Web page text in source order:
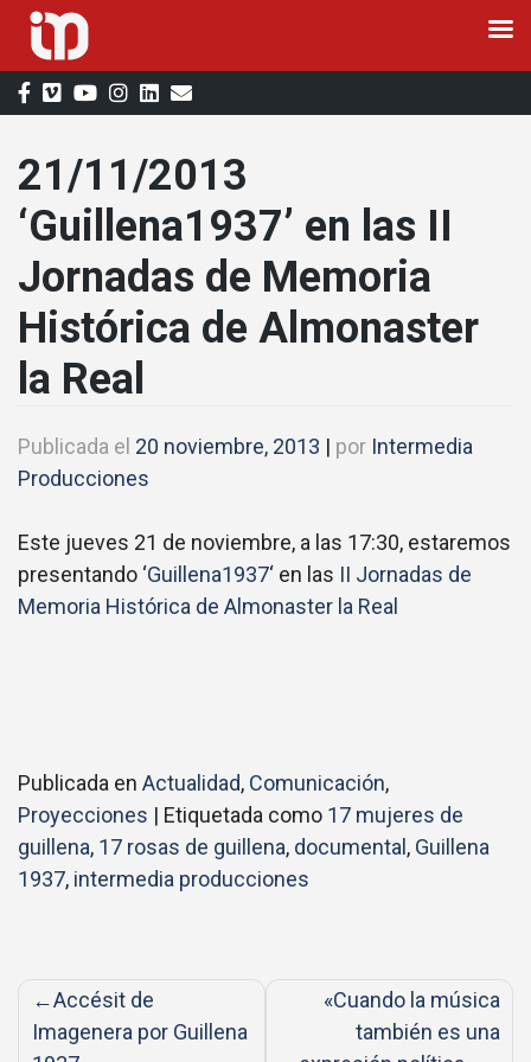
Saltar
al
21/11/2013
‘Guillena1937’ en las II
Jornadas de Memoria
Histórica de Almonaster
la Real
Publicada el 20 noviembre, 2013 | por Intermedia
Producciones
Este jueves 21 de noviembre, a las 17:30, estaremos
presentando ‘Guillena1937‘ en las II Jornadas de
Memoria Histórica de Almonaster la Real
Publicada en Actualidad, Comunicación,
Proyecciones | Etiquetada como 17 mujeres de
guillena, 17 rosas de guillena, documental , Guillena
1937, intermedia producciones
Navegación
de
Accésit de
Imagenera por Guillena
«Cuando la música
también es una